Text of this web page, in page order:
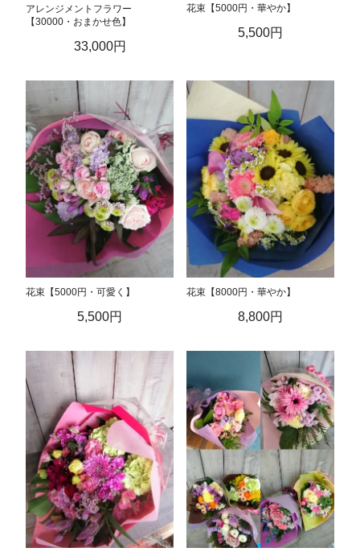
アレンジメントフラワー
【30000・おまかせ色】
33,000円
花束【5000円・華やか】
5,500円
花束【5000円・可愛く】
5,500円
花束【8000円・華やか】
8,800円